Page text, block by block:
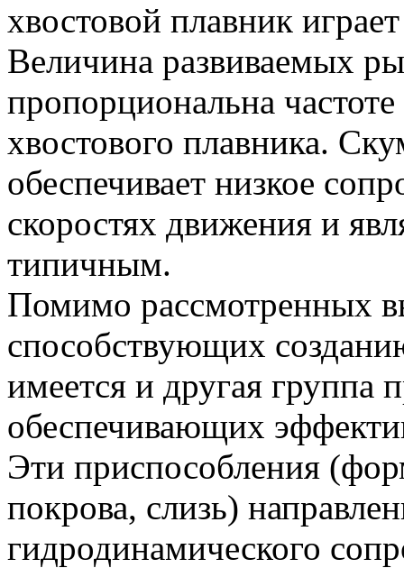
хвостовой плавник
Величина развиваемых
пропорциональна
хвостового плавника.
обеспечивает низкое
скоростях движения и
типичным.
Помимо рассмотренных
способствующих
имеется и другая группа
обеспечивающих
Эти приспособления
покрова, слизь)
гидродинамического